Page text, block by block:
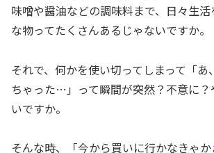
味噌や醤油などの調味料まで、日々生
な物ってたくさんあるじゃないですか。
それで、何かを使い切ってしまって「あ
ちゃった…」って瞬間が突然？不意に？
いですか。
そんな時、「今から買いに行かなきゃ